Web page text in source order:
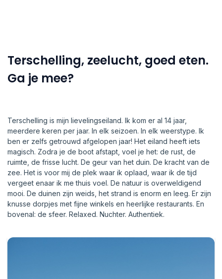
Terschelling, zeelucht, goed eten.
Ga je mee?
Terschelling is mijn lievelingseiland. Ik kom er al 14 jaar,
meerdere keren per jaar. In elk seizoen. In elk weerstype. Ik
ben er zelfs getrouwd afgelopen jaar! Het eiland heeft iets
magisch. Zodra je de boot afstapt, voel je het: de rust, de
ruimte, de frisse lucht. De geur van het duin. De kracht van de
zee. Het is voor mij de plek waar ik oplaad, waar ik de tijd
vergeet enaar ik me thuis voel. De natuur is overweldigend
mooi. De duinen zijn weids, het strand is enorm en leeg. Er zijn
knusse dorpjes met fijne winkels en heerlijke restaurants. En
bovenal: de sfeer. Relaxed. Nuchter. Authentiek.